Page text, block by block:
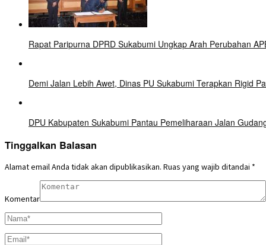
Rapat Paripurna DPRD Sukabumi Ungkap Arah Perubahan
Demi Jalan Lebih Awet, Dinas PU Sukabumi Terapkan Rigid
DPU Kabupaten Sukabumi Pantau Pemeliharaan Jalan
Tinggalkan Balasan
Alamat email Anda tidak akan dipublikasikan. Ruas yang wajib ditandai *
Komentar